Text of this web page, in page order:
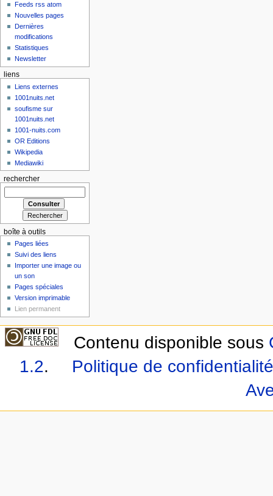
Feeds rss atom
Nouvelles pages
Dernières
modifications
Statistiques
Newsletter
liens
Liens externes
1001nuits.net
soufisme sur
1001nuits.net
1001-nuits.com
OR Editions
Wikipedia
Mediawiki
rechercher
boîte à outils
Pages liées
Suivi des liens
Importer une image ou
un son
Pages spéciales
Version imprimable
Lien permanent
Contenu disponible sous
1.2.
Politique de